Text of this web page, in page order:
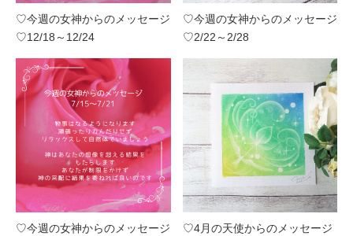
♡今週の女神からのメッセージ
♡12/18～12/24
♡今週の女神からのメッセージ
♡2/22～2/28
♡今週の女神からのメッセージ
♡4月の天使からのメッセージ